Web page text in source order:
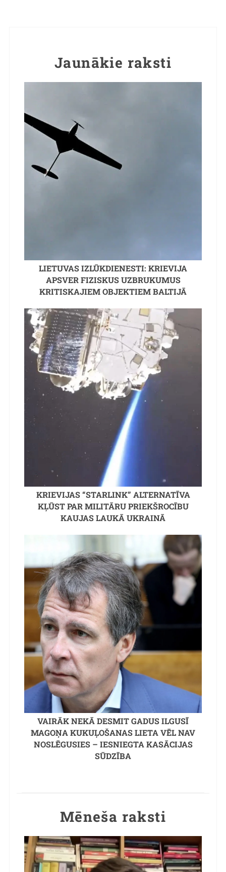
Jaunākie raksti
LIETUVAS IZLŪKDIENESTI: KRIEVIJA
APSVER FIZISKUS UZBRUKUMUS
KRITISKAJIEM OBJEKTIEM BALTIJĀ
KRIEVIJAS “STARLINK” ALTERNATĪVA
KĻŪST PAR MILITĀRU PRIEKŠROCĪBU
KAUJAS LAUKĀ UKRAINĀ
VAIRĀK NEKĀ DESMIT GADUS ILGUSĪ
MAGOŅA KUKUĻOŠANAS LIETA VĒL NAV
NOSLĒGUSIES – IESNIEGTA KASĀCIJAS
SŪDZĪBA
Mēneša raksti